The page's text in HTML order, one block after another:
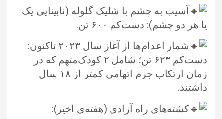
آسیب به چشم با شلیک گلوله (نابینایی یک
یا هر دو چشم): دست‌کم ۶۰۰ تن.‏
شمار اعدام‌ها از آغاز سال ۲۰۲۳ تاکنون:
دست‌کم ۶۲۳ تن؛ شامل ۲ کودک‌متهم که در
زمان ارتکاب جرم اتهامی کمتر از ۱۸ سال
‏داشتند.‏
کشته‌های راه آزادی (هفته‌ی اخیر): ‏